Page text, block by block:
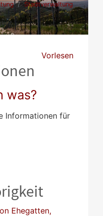
Stadtverwaltung
Vorlesen
was?
Informationen für
Ehegatten,